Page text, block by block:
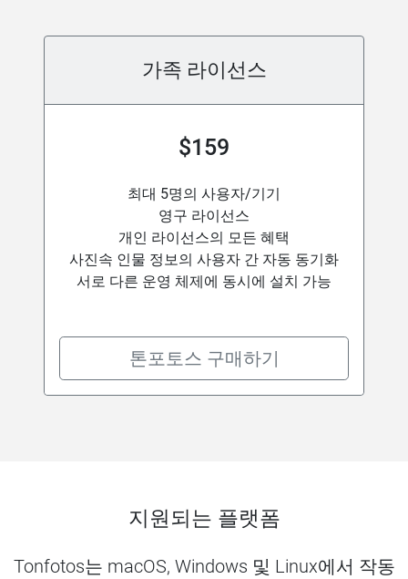
가족 라이선스
$159
최대 5명의 사용자/기기
영구 라이선스
개인 라이선스의 모든 혜택
사진속 인물 정보의 사용자 간 자동 동기화
서로 다른 운영 체제에 동시에 설치 가능
톤포토스 구매하기
지원되는 플랫폼
Tonfotos는 macOS, Windows 및 Linux에서 작동